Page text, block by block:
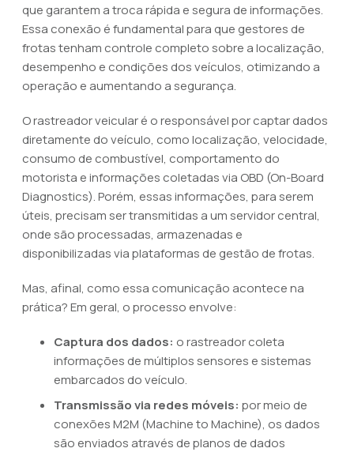
que garantem a troca rápida e segura de informações.
Essa conexão é fundamental para que gestores de
frotas tenham controle completo sobre a localização,
desempenho e condições dos veículos, otimizando a
operação e aumentando a segurança.
O rastreador veicular é o responsável por captar dados
diretamente do veículo, como localização, velocidade,
consumo de combustível, comportamento do
motorista e informações coletadas via OBD (On-Board
Diagnostics). Porém, essas informações, para serem
úteis, precisam ser transmitidas a um servidor central,
onde são processadas, armazenadas e
disponibilizadas via plataformas de gestão de frotas.
Mas, afinal, como essa comunicação acontece na
prática? Em geral, o processo envolve:
Captura dos dados: o rastreador coleta
informações de múltiplos sensores e sistemas
embarcados do veículo.
Transmissão via redes móveis: por meio de
conexões M2M (Machine to Machine), os dados
são enviados através de planos de dados